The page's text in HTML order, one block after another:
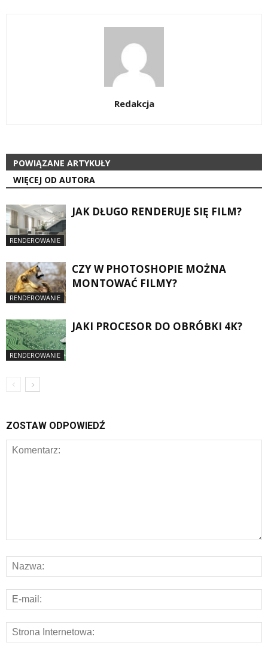
Redakcja
POWIĄZANE ARTYKUŁY
WIĘCEJ OD AUTORA
RENDEROWANIE
JAK DŁUGO RENDERUJE SIĘ FILM?
RENDEROWANIE
CZY W PHOTOSHOPIE MOŻNA
MONTOWAĆ FILMY?
RENDEROWANIE
JAKI PROCESOR DO OBRÓBKI 4K?
ZOSTAW ODPOWIEDŹ